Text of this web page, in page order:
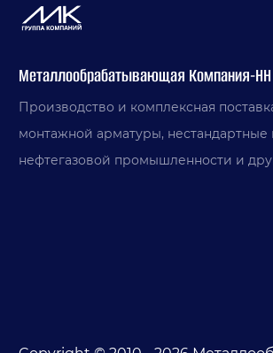
Металлообрабатывающая Компания-НН
Производство и комплексная
монтажной арматуры, нестандартные
нефтегазовой промышленности и